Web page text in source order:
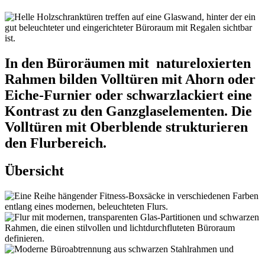
In den Büroräumen mit natureloxierten
Rahmen bilden Volltüren mit Ahorn oder
Eiche-Furnier oder schwarzlackiert eine
Kontrast zu den Ganzglaselementen. Die
Volltüren mit Oberblende strukturieren
den Flurbereich.
Übersicht